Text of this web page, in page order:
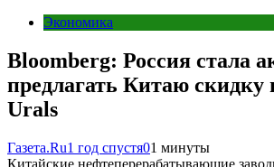
Экономика
Bloomberg: Россия стала
предлагать Китаю скидку
Urals
Газета.Ru1 год спустя01 минуты
Китайские нефтеперерабатывающие